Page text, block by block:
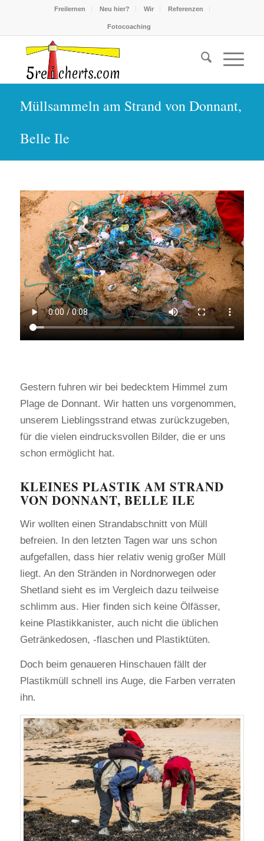
Freilernen Neu hier? Wir Referenzen
Fotocoaching
Müllsammeln am Strand von Donnant,
Belle Ile
Gestern fuhren wir bei bedecktem Himmel zum
Plage de Donnant. Wir hatten uns vorgenommen,
unserem Lieblingsstrand etwas zurückzugeben,
für die vielen eindrucksvollen Bilder, die er uns
schon ermöglicht hat.
KLEINES PLASTIK AM STRAND
VON DONNANT, BELLE ILE
Wir wollten einen Strandabschnitt von Müll
befreien. In den letzten Tagen war uns schon
aufgefallen, dass hier relativ wenig großer Müll
liegt. An den Stränden in Nordnorwegen oder
Shetland sieht es im Vergleich dazu teilweise
schlimm aus. Hier finden sich keine Ölfässer,
keine Plastikkanister, auch nicht die üblichen
Getränkedosen, -flaschen und Plastiktüten.
Doch beim genaueren Hinschauen fällt der
Plastikmüll schnell ins Auge, die Farben verraten
ihn.